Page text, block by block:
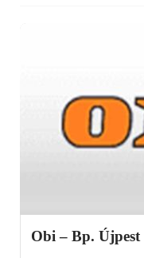
Obi – Bp. Újpest